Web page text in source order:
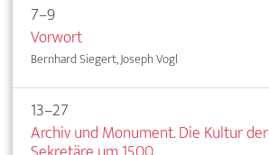
7–9
Vorwort
Bernhard Siegert, Joseph Vogl
13–27
Archiv und Monument. Die Kultur der